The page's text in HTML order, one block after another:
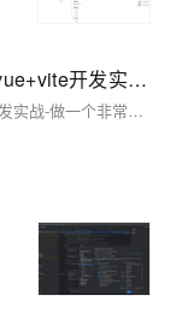
【03】建立隐私关于等相关页面和内容-vue+vite开发实战-做一个非常漂亮的APP下载落地页-支持PC和H5自适应提供安卓苹果鸿蒙下载和网页端访问-优雅草卓伊凡
【03】建立隐私关于等相关页面和内容-vue+vite开发实战-做一个非常漂亮的APP下载落地页-支持PC和H5自适应提供安卓苹果鸿蒙下载和网页端访问-优雅草卓伊凡